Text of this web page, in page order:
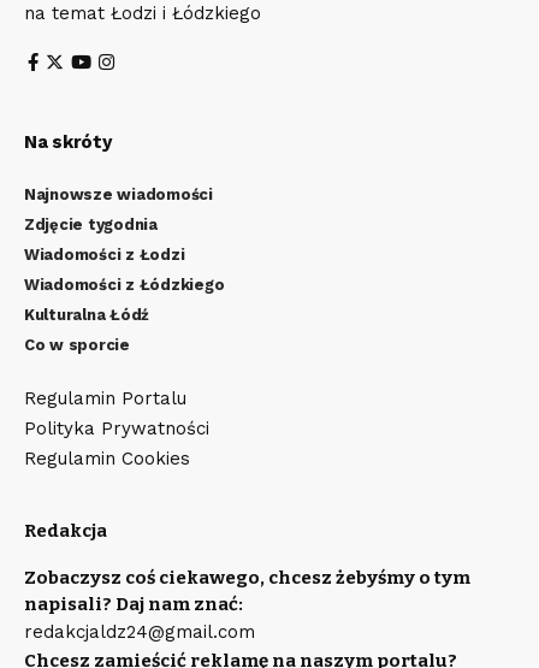
na temat Łodzi i Łódzkiego
Na skróty
Najnowsze wiadomości
Zdjęcie tygodnia
Wiadomości z Łodzi
Wiadomości z Łódzkiego
Kulturalna Łódź
Co w sporcie
Regulamin Portalu
Polityka Prywatności
Regulamin Cookies
Redakcja
Zobaczysz coś ciekawego, chcesz żebyśmy o tym
napisali? Daj nam znać:
redakcjaldz24@gmail.com
Chcesz zamieścić reklamę na naszym portalu?